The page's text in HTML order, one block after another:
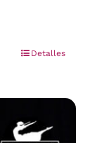
Detalles